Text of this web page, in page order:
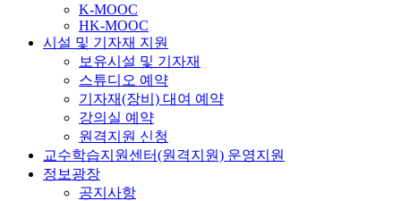
K-MOOC
HK-MOOC
시설 및 기자재 지원
보유시설 및 기자재
스튜디오 예약
기자재(장비) 대여 예약
강의실 예약
원격지원 신청
교수학습지원센터(원격지원) 운영지원
정보광장
공지사항